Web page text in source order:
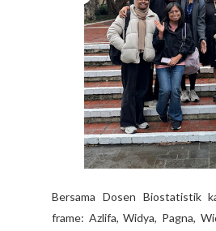
Bersama Dosen Biostatistik
frame: Azlifa, Widya, Pagna,